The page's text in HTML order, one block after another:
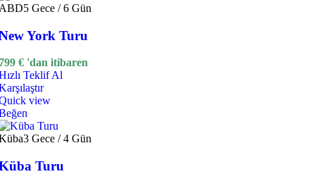
5 Gece / 6 Gün
York Turu
€ 'dan itibaren
Teklif Al
view
3 Gece / 4 Gün
Turu